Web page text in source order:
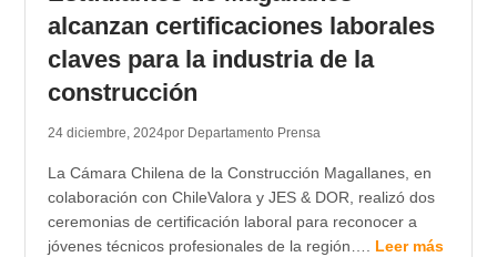
alcanzan certificaciones laborales
claves para la industria de la
construcción
24 diciembre, 2024por Departamento Prensa
La Cámara Chilena de la Construcción Magallanes, en
colaboración con ChileValora y JES & DOR, realizó dos
ceremonias de certificación laboral para reconocer a
jóvenes técnicos profesionales de la región…. Leer más